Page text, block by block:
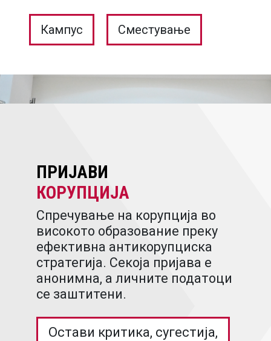
Кампус Сместување
ПРИЈАВИ
КОРУПЦИЈА
Спречување на корупција во
високото образование преку
ефективна антикорупциска
стратегија. Секоја пријава е
анонимна, а личните податоци
се заштитени.
Остави критика, сугестија,